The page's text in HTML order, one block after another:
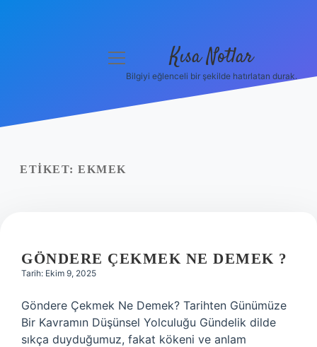
Yasal Uyarı
menüyü
Kısa Notlar
Bilgiyi eğlenceli bir şekilde hatırlatan durak.
ETIKET: EKMEK
GÖNDERE ÇEKMEK NE DEMEK ?
Tarih: Ekim 9, 2025
Göndere Çekmek Ne Demek? Tarihten Günümüze
Bir Kavramın Düşünsel Yolculuğu Gündelik dilde
sıkça duyduğumuz, fakat kökeni ve anlam